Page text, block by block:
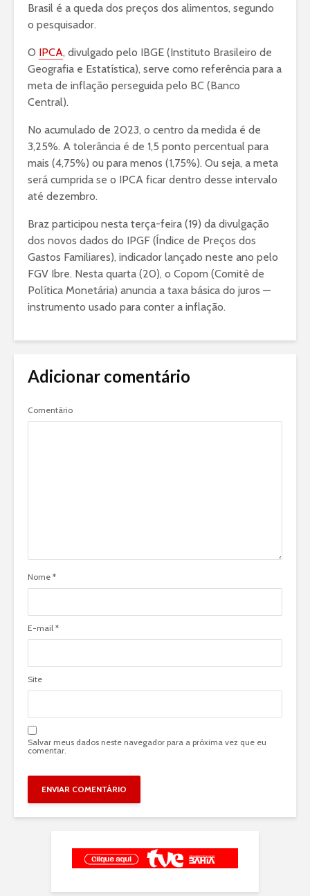
Brasil é a queda dos preços dos alimentos, segundo
o pesquisador.
O IPCA, divulgado pelo IBGE (Instituto Brasileiro de
Geografia e Estatística), serve como referência para a
meta de inflação perseguida pelo BC (Banco
Central).
No acumulado de 2023, o centro da medida é de
3,25%. A tolerância é de 1,5 ponto percentual para
mais (4,75%) ou para menos (1,75%). Ou seja, a meta
será cumprida se o IPCA ficar dentro desse intervalo
até dezembro.
Braz participou nesta terça-feira (19) da divulgação
dos novos dados do IPGF (Índice de Preços dos
Gastos Familiares), indicador lançado neste ano pelo
FGV Ibre. Nesta quarta (20), o Copom (Comitê de
Política Monetária) anuncia a taxa básica do juros —
instrumento usado para conter a inflação.
Adicionar comentário
Comentário
Nome *
E-mail *
Site
Salvar meus dados neste navegador para a próxima vez que eu
comentar.